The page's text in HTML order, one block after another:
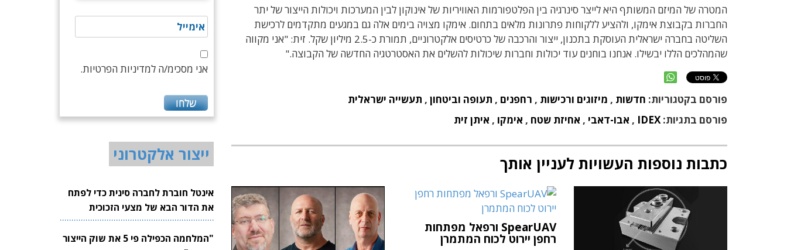
המטרה של המיזם המשותף היא לייצר סינרגיה בין הפלטפורמות האוויריות של אינוקון לבין המערכות ויכולות הייצור של יתר
החברות בקבוצת אימקו, ולהציע ללקוחות פתרונות מלאים בתחום. אימקו מצויה בימים אלה גם במגעים מתקדמים לרכישת
השליטה בחברה ישראלית העוסקת בתכנון, ייצור והרכבה של כרטיסים אלקטרוניים, תמורת כ-2.5 מיליון שקל. זית: "אני מקווה
שהמהלכים הללו יבשילו. אנחנו בוחנים עוד יכולות וחברות שיכולות להשלים את האסטרטגיה החדשה של הקבוצה."
פורסם בקטגוריות: חדשות , מיזוגים ורכישות , רחפנים , תעופה וביטחון , תעשייה ישראלית
פורסם בתגיות:IDEX
, אבו-דאבי , אחיזת שטח , אימקו , איתן זית
כתבות נוספות העשויות לעניין אותך
SpearUAV ורפאל מפתחות
רחפן יירוט לכוח המתמרן
אני מסכימ/ה למדיניות הפרטיות.
ייצור אלקטרוני
אינטל חוברת לחברה סינית כדי לפתח
את הדור הבא של מצעי הזכוכית
לשבבים
"המלחמה הכפילה פי 5 את שוק הייצור